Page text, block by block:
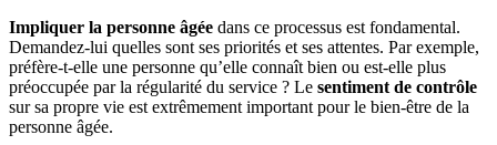
Impliquer la personne âgée dans ce processus est fondamental.
Demandez-lui quelles sont ses priorités et ses attentes. Par exemple,
préfère-t-elle une personne qu’elle connaît bien ou est-elle plus
préoccupée par la régularité du service ? Le sentiment de contrôle
sur sa propre vie est extrêmement important pour le bien-être de la
personne âgée.